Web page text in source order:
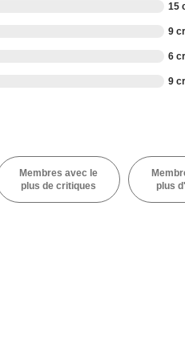
15
9
6
9
Membres avec le
plus de critiques
plus